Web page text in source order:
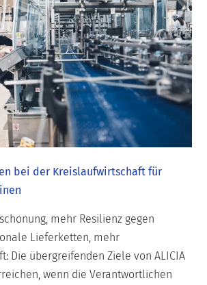
bei der Kreislaufwirtschaft für
mehr Resilienz gegen
Lieferketten, mehr
Die übergreifenden Ziele von ALICIA
wenn die Verantwortlichen